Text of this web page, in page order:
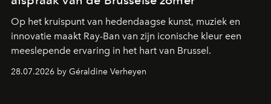
Op het kruispunt van hedendaagse kunst, muziek en
innovatie maakt Ray-Ban van zijn iconische kleur een
meeslepende ervaring in het hart van Brussel.
28.07.2026 by Géraldine Verheyen